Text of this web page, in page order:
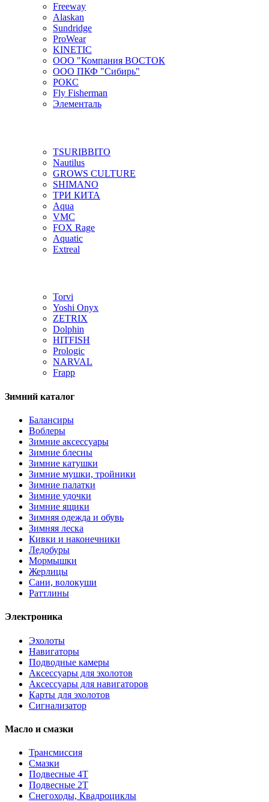
Freeway
Alaskan
Sundridge
ProWear
KINETIC
ООО "Компания ВОСТОК
ООО ПКФ "Сибирь"
РОКС
Fly Fisherman
Элементаль
TSURIBBITO
Nautilus
GROWS CULTURE
SHIMANO
ТРИ КИТА
Aqua
VMC
FOX Rage
Aquatic
Extreal
Torvi
Yoshi Onyx
ZETRIX
Dolphin
HITFISH
Prologic
NARVAL
Frapp
Зимний каталог
Балансиры
Воблеры
Зимние аксессуары
Зимние блесны
Зимние катушки
Зимние мушки, тройники
Зимние палатки
Зимние удочки
Зимние ящики
Зимняя одежда и обувь
Зимняя леска
Кивки и наконечники
Ледобуры
Мормышки
Жерлицы
Сани, волокуши
Раттлины
Электроника
Эхолоты
Навигаторы
Подводные камеры
Аксессуары для эхолотов
Аксессуары для навигаторов
Карты для эхолотов
Сигнализатор
Масло и смазки
Трансмиссия
Смазки
Подвесные 4Т
Подвесные 2Т
Снегоходы, Квадроциклы